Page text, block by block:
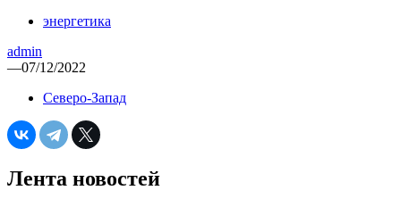
энергетика
admin
—07/12/2022
Северо-Запад
Лента новостей